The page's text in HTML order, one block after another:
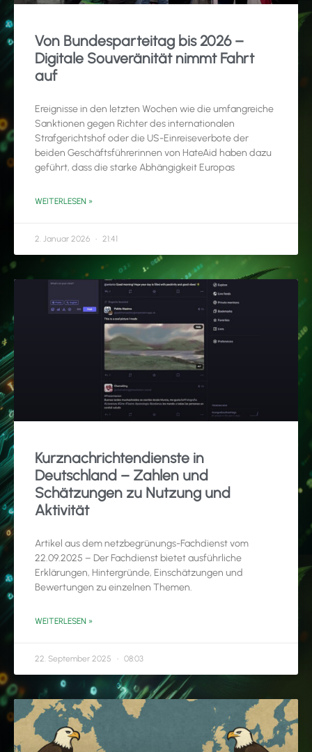
Von Bundesparteitag bis 2026 –
Digitale Souveränität nimmt Fahrt
auf
Ereignisse in den letzten Wochen wie die umfangreiche
Sanktionen gegen Richter des internationalen
Strafgerichtshof oder die US-Einreiseverbote der
beiden Geschäftsführerinnen von HateAid haben dazu
geführt, dass die starke Abhängigkeit Europas
WEITERLESEN »
2. Januar 2026 21:41
Kurznachrichtendienste in
Deutschland – Zahlen und
Schätzungen zu Nutzung und
Aktivität
Artikel aus dem netzbegrünungs-Fachdienst vom
22.09.2025 – Der Fachdienst bietet ausführliche
Erklärungen, Hintergründe, Einschätzungen und
Bewertungen zu einzelnen Themen.
WEITERLESEN »
22. September 2025 08:03